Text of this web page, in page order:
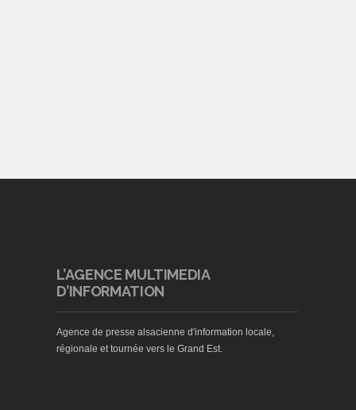
L’AGENCE MULTIMEDIA
D’INFORMATION
Agence de presse alsacienne d'information locale,
régionale et tournée vers le Grand Est.